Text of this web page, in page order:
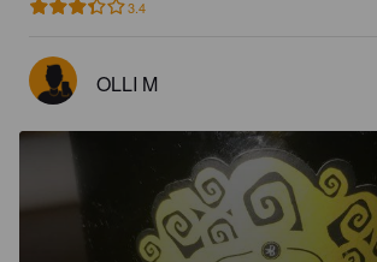
3.4
OLLI M